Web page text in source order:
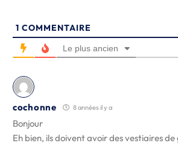
1 COMMENTAIRE
Le plus ancien
cochonne 8 années il y a
Bonjour
Eh bien, ils doivent avoir des vestiaires